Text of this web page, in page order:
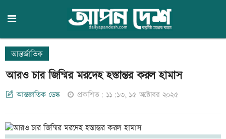
আন্তর্জাতিক
আরও চার জিম্মির মরদেহ হস্তান্তর করল হামাস
আন্তজাতিক ডেস্ক প্রকাশিত: ১১:১৩, ১৫ অক্টোবর ২০২৫